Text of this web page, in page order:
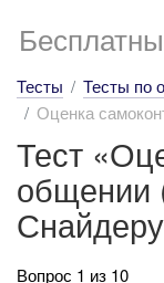
Тесты
Тесты по
Оценка
Тест
общении
Вопрос 1 из 10